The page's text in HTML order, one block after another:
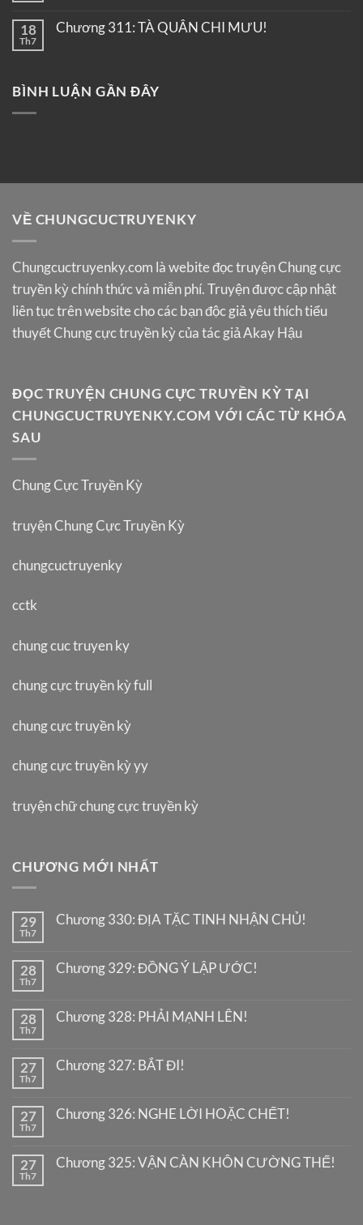
18
Th7
Chương 311: TÀ QUÂN CHI MƯU!
BÌNH LUẬN GẦN ĐÂY
VỀ CHUNGCUCTRUYENKY
Chungcuctruyenky.com là webite đọc truyện Chung cực
truyền kỳ chính thức và miễn phí. Truyện được cập nhật
liên tục trên website cho các bạn độc giả yêu thích tiểu
thuyết Chung cực truyền kỳ của tác giả Akay Hậu
ĐỌC TRUYỆN CHUNG CỰC TRUYỀN KỲ TẠI
CHUNGCUCTRUYENKY.COM VỚI CÁC TỪ KHÓA
SAU
Chung Cực Truyền Kỳ
truyện Chung Cực Truyền Kỳ
chungcuctruyenky
cctk
chung cuc truyen ky
chung cực truyền kỳ full
chung cực truyền kỳ
chung cực truyền kỳ yy
truyện chữ chung cực truyền kỳ
CHƯƠNG MỚI NHẤT
29
Th7
Chương 330: ĐỊA TẶC TINH NHẬN CHỦ!
28
Th7
Chương 329: ĐỒNG Ý LẬP ƯỚC!
28
Th7
Chương 328: PHẢI MẠNH LÊN!
27
Th7
Chương 327: BẮT ĐI!
27
Th7
Chương 326: NGHE LỜI HOẶC CHẾT!
27
Th7
Chương 325: VẬN CÀN KHÔN CƯỜNG THẾ!